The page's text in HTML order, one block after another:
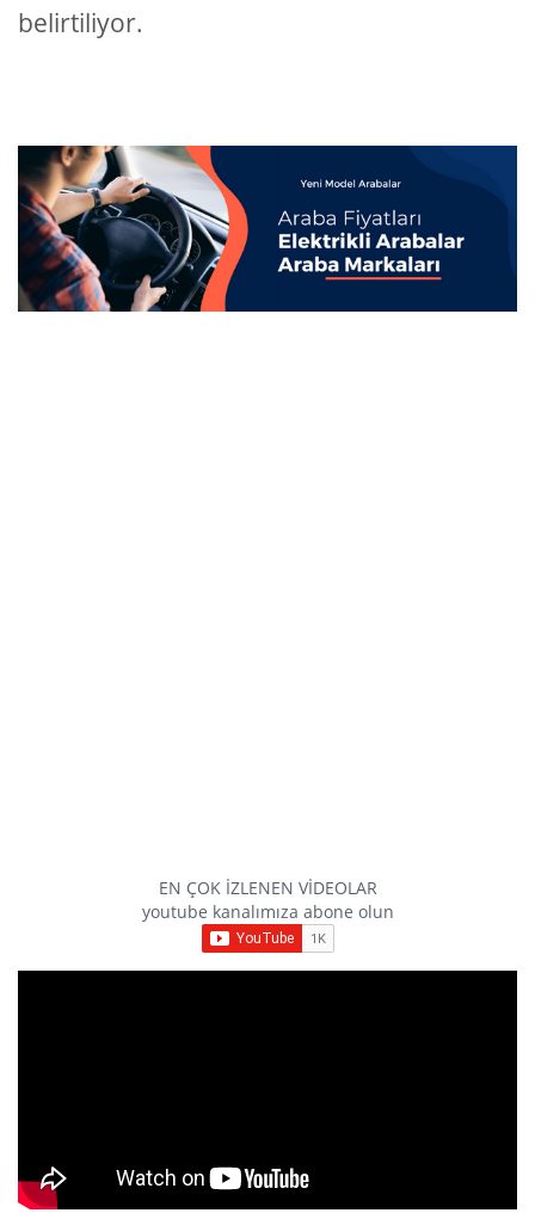
belirtiliyor.
EN ÇOK İZLENEN VİDEOLAR
youtube kanalımıza abone olun